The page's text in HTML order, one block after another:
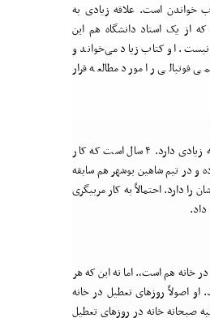
خواندن است. علاقه زیادی به
که از یک استاد دانشگاه هم این
او کتاب زیاد می‌خواند و
فوتبالی را مورد مطالعه قرار
به مربیگری هم علاقه زیادی دارد. ۴ سال است که کار
و در تیم شاهین بوشهر هم سابقه
را دارد. احتمالاً به کار مربیگری
خانه هم است،. اما نه این که هر
او اصولاً روزهای تعطیل در خانه
صبحانه خانه در روزهای تعطیل